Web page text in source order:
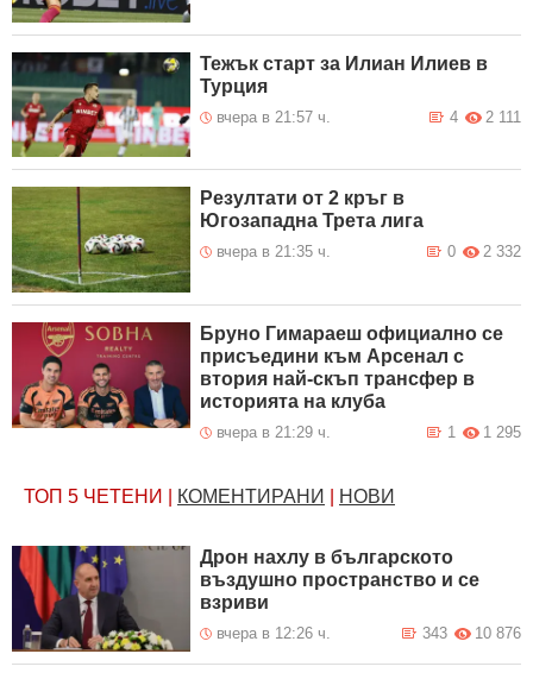
Тежък старт за Илиан Илиев в
Турция
вчера в 21:57 ч. 2 111
4
Резултати от 2 кръг в
Югозападна Трета лига
вчера в 21:35 ч. 2 332
0
Бруно Гимараеш официално се
присъедини към Арсенал с
втория най-скъп трансфер в
историята на клуба
вчера в 21:29 ч. 1 295
1
ТОП 5 ЧЕТЕНИ КОМЕНТИРАНИ НОВИ
Дрон нахлу в българското
въздушно пространство и се
взриви
вчера в 12:26 ч. 10 876
343